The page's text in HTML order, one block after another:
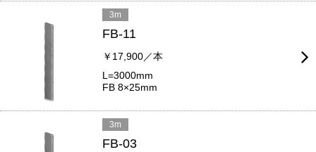
3m
FB-11
￥17,900／本
L=3000mm
FB 8×25mm
3m
FB-03